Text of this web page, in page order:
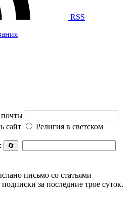
RSS
почты
сайт
Религия в светском
🔄
письмо со статьями
за последние трое суток.